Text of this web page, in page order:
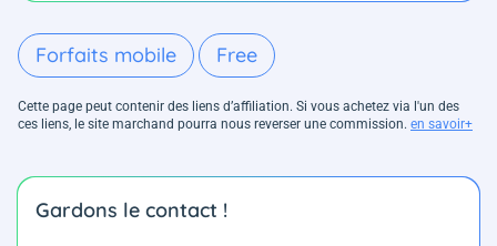
Forfaits mobile Free
Cette page peut contenir des liens d’affiliation. Si vous achetez via l'un des
ces liens, le site marchand pourra nous reverser une commission. en savoir+
Gardons le contact !